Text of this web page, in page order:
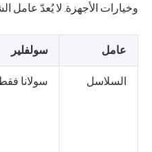
وخيارات الأجهزة. لا يُعدّ عامل
عامل سولفلير
السلاسل سولانا